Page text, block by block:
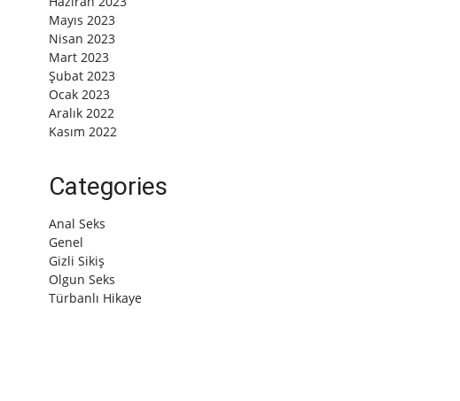
Mayıs 2023
Nisan 2023
Mart 2023
Şubat 2023
Ocak 2023
Aralık 2022
Kasım 2022
Categories
Anal Seks
Genel
Gizli Sikiş
Olgun Seks
Türbanlı Hikaye